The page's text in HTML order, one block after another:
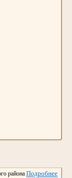
района Подробнее